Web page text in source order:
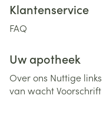
Klantenservice
FAQ
Uw apotheek
Over ons Nuttige links
van wachtVoorschrift